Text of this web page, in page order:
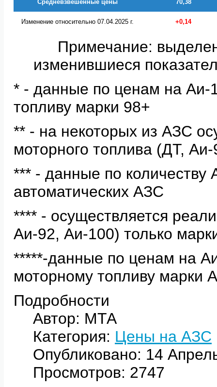
Средневзвешенные цены 70,38
Изменение относительно 07.04.2025 г. +0,14
Примечание:
изменившиеся
* - данные по ценам на Аи-
топливу марки 98+
** - на некоторых из АЗС
моторного топлива (ДТ,
*** - данные по количеству
автоматических АЗС
**** - осуществляется
Аи-92, Аи-100) только
*****-данные по ценам на
моторному топливу марки
Подробности
Автор: МТА
Категория: Цены на АЗС
Опубликовано: 14
Просмотров: 2747